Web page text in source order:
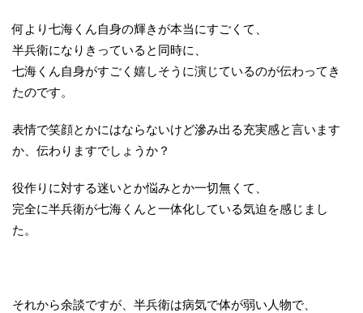
何より七海くん自身の輝きが本当にすごくて、
半兵衛になりきっていると同時に、
七海くん自身がすごく嬉しそうに演じているのが伝わってき
たのです。
表情で笑顔とかにはならないけど滲み出る充実感と言います
か、伝わりますでしょうか？
役作りに対する迷いとか悩みとか一切無くて、
完全に半兵衛が七海くんと一体化している気迫を感じまし
た。
それから余談ですが、半兵衛は病気で体が弱い人物で、